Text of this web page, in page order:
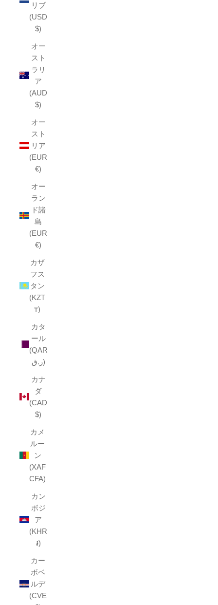
リブ
(USD
$)
オー
スト
ラリ
ア
(AUD
$)
オー
スト
リア
(EUR
€)
オー
ラン
ド諸
島
(EUR
€)
カザ
フス
タン
(KZT
₸)
カタ
ール
(QAR
ر.ق)
カナ
ダ
(CAD
$)
カメ
ルー
ン
(XAF
CFA)
カン
ボジ
ア
(KHR
៛)
カー
ボベ
ルデ
(CVE